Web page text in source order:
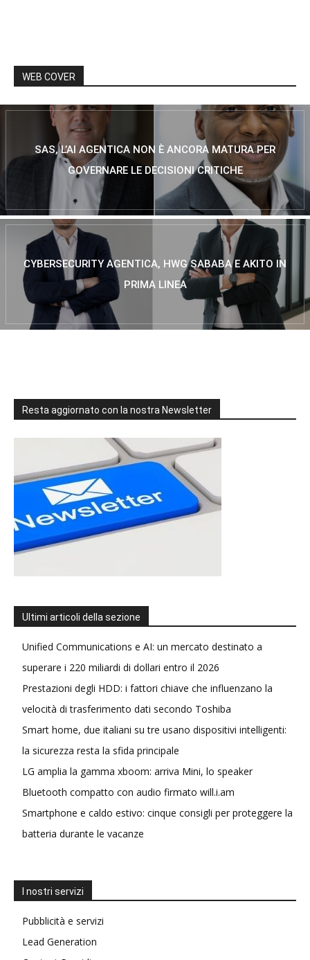
WEB COVER
SAS, L’AI AGENTICA NON È ANCORA MATURA PER
GOVERNARE LE DECISIONI CRITICHE
CYBERSECURITY AGENTICA, HWG SABABA E AKITO IN
PRIMA LINEA
Resta aggiornato con la nostra Newsletter
Ultimi articoli della sezione
Unified Communications e AI: un mercato destinato a
superare i 220 miliardi di dollari entro il 2026
Prestazioni degli HDD: i fattori chiave che influenzano la
velocità di trasferimento dati secondo Toshiba
Smart home, due italiani su tre usano dispositivi intelligenti:
la sicurezza resta la sfida principale
LG amplia la gamma xboom: arriva Mini, lo speaker
Bluetooth compatto con audio firmato will.i.am
Smartphone e caldo estivo: cinque consigli per proteggere la
batteria durante le vacanze
I nostri servizi
Pubblicità e servizi
Lead Generation